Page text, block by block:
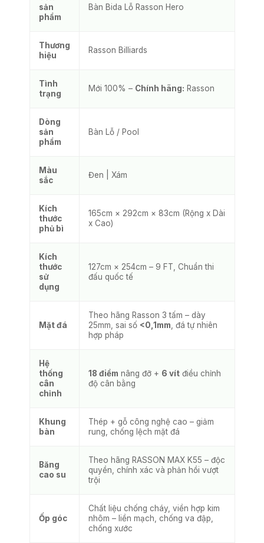
sản
phẩm
Bàn Bida Lỗ Rasson Hero
Thương
hiệu
Rasson Billiards
Tình
trạng
Mới 100% – Chính hãng: Rasson
Dòng
sản
phẩm
Bàn Lỗ / Pool
Màu
sắc
Đen | Xám
Kích
thước
phủ bì
165cm × 292cm × 83cm (Rộng x Dài
x Cao)
Kích
thước
sử
dụng
127cm × 254cm – 9 FT, Chuẩn thi
đấu quốc tế
Mặt đá
Theo hãng Rasson 3 tấm – dày
25mm, sai số <0,1mm , đá tự nhiên
hợp pháp
Hệ
thống
cân
chỉnh
18 điểm nâng đỡ + 6 vítđiều chỉnh
độ cân bằng
Khung
bàn
Thép + gỗ công nghệ cao – giảm
rung, chống lệch mặt đá
Băng
cao su
Theo hãng RASSON MAX K55 – độc
quyền, chính xác và phản hồi vượt
trội
Ốp góc
Chất liệu chống cháy, viền hợp kim
nhôm – liền mạch, chống va đập,
chống xước